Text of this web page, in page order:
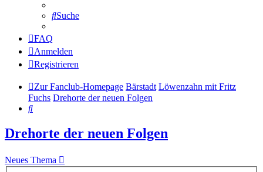
Suche
FAQ
Anmelden
Registrieren
Zur Fanclub-Homepage Bärstadt Löwenzahn mit Fritz
Fuchs Drehorte der neuen Folgen
Suche
Drehorte der neuen Folgen
Neues Thema